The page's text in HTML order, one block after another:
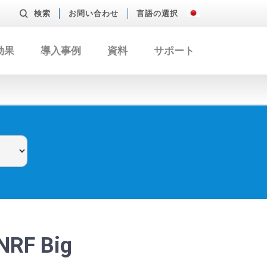
検索 お問い合わせ 言語の選択
果 導入事例 資料 サポート
Big